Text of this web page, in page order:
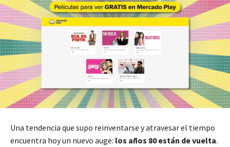
Una tendencia que supo reinventarse y atravesar el tiempo
encuentra hoy un nuevo auge: los años 80 están de vuelta.